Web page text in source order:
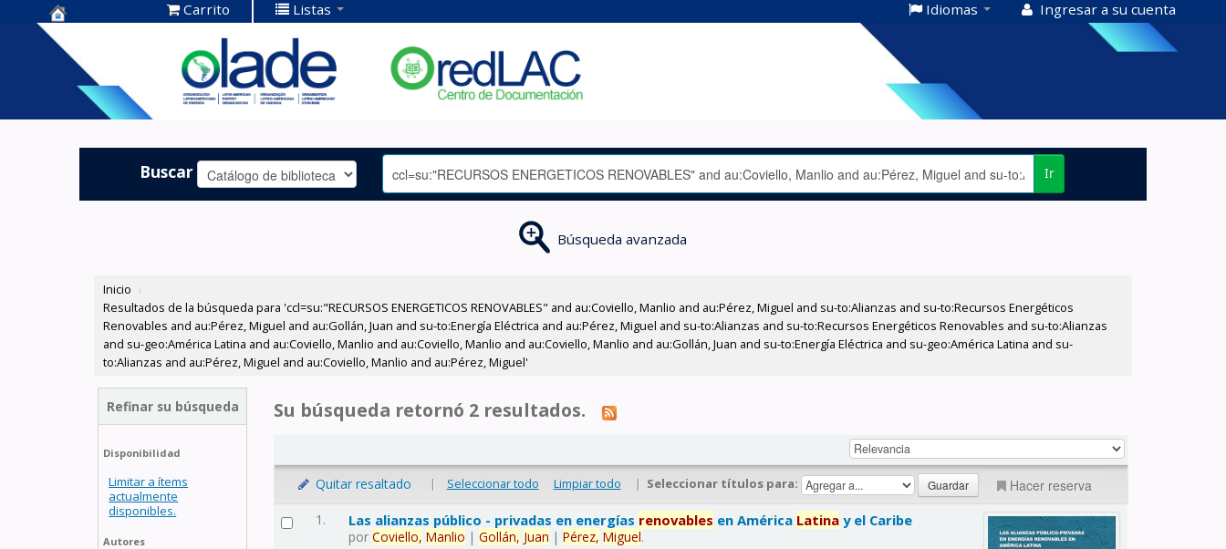
Centro de
Documentación
OLADE -
Carrito Listas Idiomas Ingresar a su cuenta
Buscar Ir
Búsqueda avanzada
Inicio ›
Resultados de la búsqueda para 'ccl=su:"RECURSOS ENERGETICOS RENOVABLES" and au:Coviello, Manlio and au:Pérez, Miguel and su-to:Alianzas and su-to:Recursos Energéticos
Renovables and au:Pérez, Miguel and au:Gollán, Juan and su-to:Energía Eléctrica and au:Pérez, Miguel and su-to:Alianzas and su-to:Recursos Energéticos Renovables and su-to:Alianzas
and su-geo:América Latina and au:Coviello, Manlio and au:Coviello, Manlio and au:Coviello, Manlio and au:Gollán, Juan and su-to:Energía Eléctrica and su-geo:América Latina and su-
to:Alianzas and au:Pérez, Miguel and au:Coviello, Manlio and au:Pérez, Miguel'
Refinar su búsqueda
Disponibilidad
Limitar a ítems
actualmente
disponibles.
Autores
Su búsqueda retornó 2 resultados.
Quitar resaltado | Seleccionar todo Limpiar todo | Seleccionar títulos para: Hacer reserva
1. Las alianzas público - privadas en energías renovables en América Latina y el Caribe
porCoviello, Manlio |Gollán, Juan |Pérez, Miguel.